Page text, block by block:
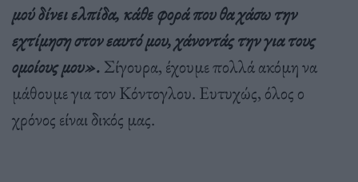
μού δίνει ελπίδα, κάθε φορά που θα χάσω την
εχτίμηση στον εαυτό μου, χάνοντάς την για τους
ομοίους μου». Σίγουρα, έχουμε πολλά ακόμη να
μάθουμε για τον Κόντογλου. Ευτυχώς, όλος ο
χρόνος είναι δικός μας.